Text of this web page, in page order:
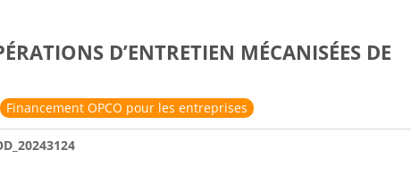
D’ENTRETIEN MÉCANISÉES DE
Financement OPCO pour les entreprises